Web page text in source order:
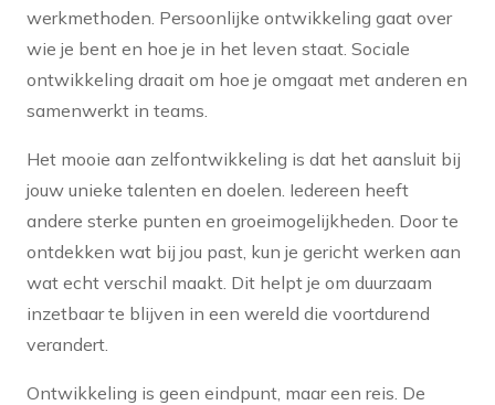
werkmethoden. Persoonlijke ontwikkeling gaat over
wie je bent en hoe je in het leven staat. Sociale
ontwikkeling draait om hoe je omgaat met anderen en
samenwerkt in teams.
Het mooie aan zelfontwikkeling is dat het aansluit bij
jouw unieke talenten en doelen. Iedereen heeft
andere sterke punten en groeimogelijkheden. Door te
ontdekken wat bij jou past, kun je gericht werken aan
wat echt verschil maakt. Dit helpt je om duurzaam
inzetbaar te blijven in een wereld die voortdurend
verandert.
Ontwikkeling is geen eindpunt, maar een reis. De